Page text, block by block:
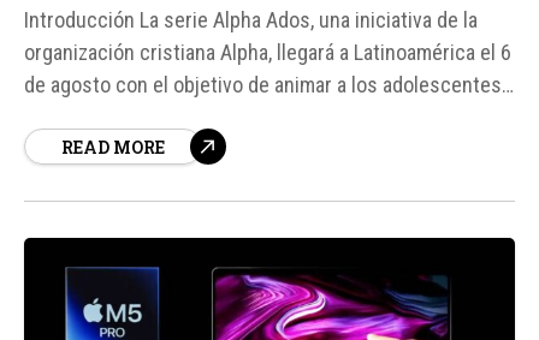
Introducción La serie Alpha Ados, una iniciativa de la
organización cristiana Alpha, llegará a Latinoamérica el 6
de agosto con el objetivo de animar a los adolescentes
propósito desde una perspectiva cercana y
READ MORE